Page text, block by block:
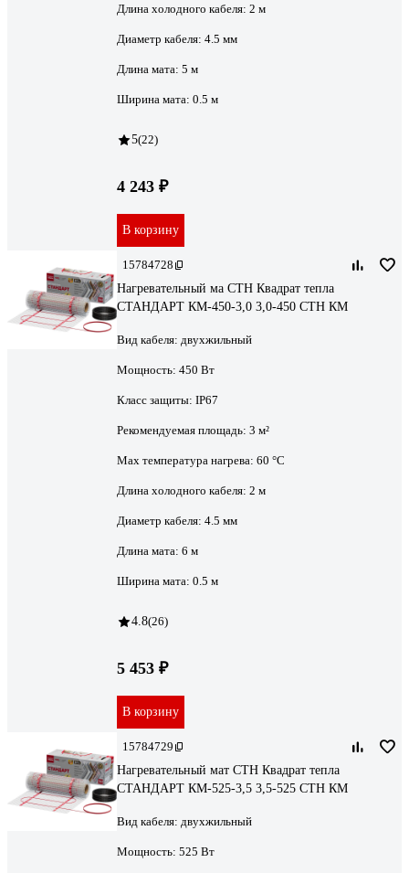
Длина холодного кабеля: 2 м
Диаметр кабеля: 4.5 мм
Длина мата: 5 м
Ширина мата: 0.5 м
5(22)
4 243 ₽
В корзину
15784728
Нагревательный ма СТН Квадрат тепла
СТАНДАРТ КМ-450-3,0 3,0-450 СТН КМ
Вид кабеля: двухжильный
Мощность: 450 Вт
Класс защиты: IP67
Рекомендуемая площадь: 3 м²
Max температура нагрева: 60 °С
Длина холодного кабеля: 2 м
Диаметр кабеля: 4.5 мм
Длина мата: 6 м
Ширина мата: 0.5 м
4.8(26)
5 453 ₽
В корзину
15784729
Нагревательный мат СТН Квадрат тепла
СТАНДАРТ КМ-525-3,5 3,5-525 СТН КМ
Вид кабеля: двухжильный
Мощность: 525 Вт